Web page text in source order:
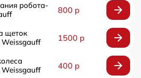
робота-
800 р
щеток
1500 р
400 р